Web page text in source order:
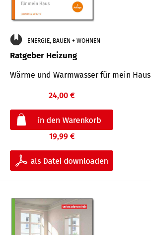
ENERGIE, BAUEN + WOHNEN
Ratgeber Heizung
Wärme und Warmwasser für mein Haus
24,00 €
19,99 €